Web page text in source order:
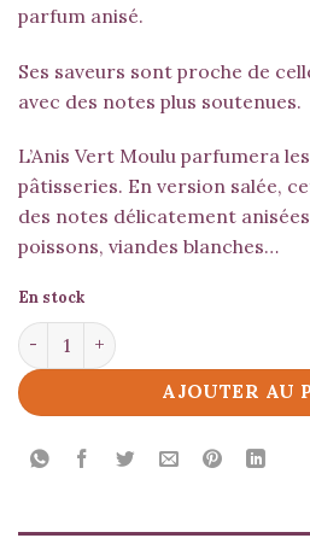
parfum anisé.
Ses saveurs sont proche de
avec des notes plus soutenues.
L’Anis Vert Moulu parfumera
pâtisseries. En version salée,
des notes délicatement
poissons, viandes blanches…
En stock
quantité de Anis Vert Moulu
AJOUTER AU